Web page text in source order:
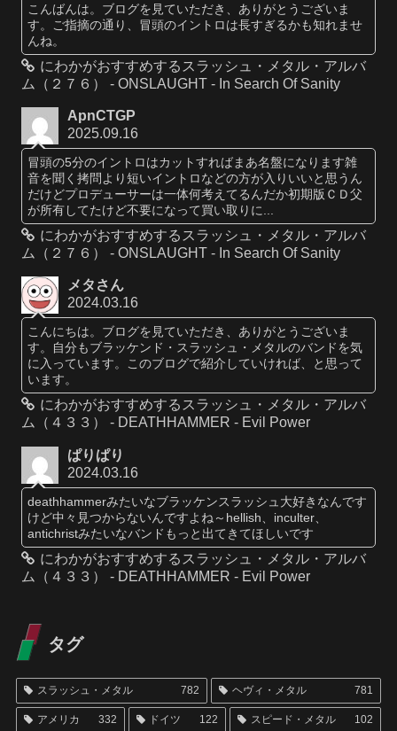
こんばんは。ブログを見ていただき、ありがとうございま
す。ご指摘の通り、冒頭のイントロは長すぎるかも知れませ
んね。
にわかがおすすめするスラッシュ・メタル・アルバ
ム（２７６） - ONSLAUGHT - In Search Of Sanity
ApnCTGP
2025.09.16
冒頭の5分のイントロはカットすればまあ名盤になります雑
音を聞く拷問より短いイントロなどの方が入りいいと思うん
だけどプロデューサーは一体何考えてるんだか初期版ＣＤ父
が所有してたけど不要になって買い取りに...
にわかがおすすめするスラッシュ・メタル・アルバ
ム（２７６） - ONSLAUGHT - In Search Of Sanity
メタさん
2024.03.16
こんにちは。ブログを見ていただき、ありがとうございま
す。自分もブラッケンド・スラッシュ・メタルのバンドを気
に入っています。このブログで紹介していければ、と思って
います。
にわかがおすすめするスラッシュ・メタル・アルバ
ム（４３３） - DEATHHAMMER - Evil Power
ぱりぱり
2024.03.16
deathhammerみたいなブラッケンスラッシュ大好きなんです
けど中々見つからないんですよね～hellish、inculter、
antichristみたいなバンドもっと出てきてほしいです
にわかがおすすめするスラッシュ・メタル・アルバ
ム（４３３） - DEATHHAMMER - Evil Power
タグ
スラッシュ・メタル 782 ヘヴィ・メタル 781
アメリカ 332 ドイツ 122 スピード・メタル 102